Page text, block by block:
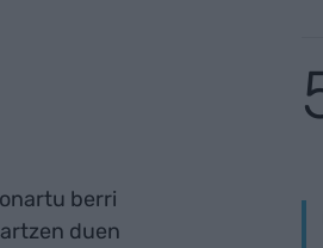
berri
duen